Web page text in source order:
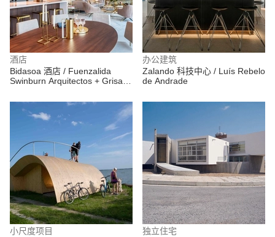
酒店
Bidasoa 酒店 / Fuenzalida
Swinburn Arquitectos + Grisanti
办公建筑
Zalando 科技中心 / Luís Rebelo
de Andrade
小尺度项目
独立住宅